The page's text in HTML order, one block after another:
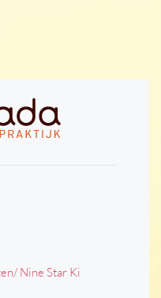
Nine Star Ki